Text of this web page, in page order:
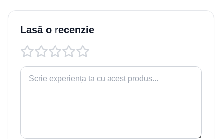
Lasă o recenzie